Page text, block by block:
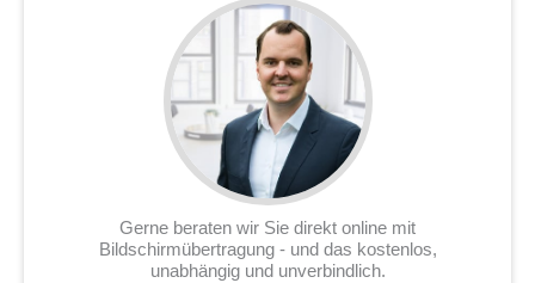
Gerne beraten wir Sie direkt online mit
Bildschirmübertragung - und das kostenlos,
unabhängig und unverbindlich.